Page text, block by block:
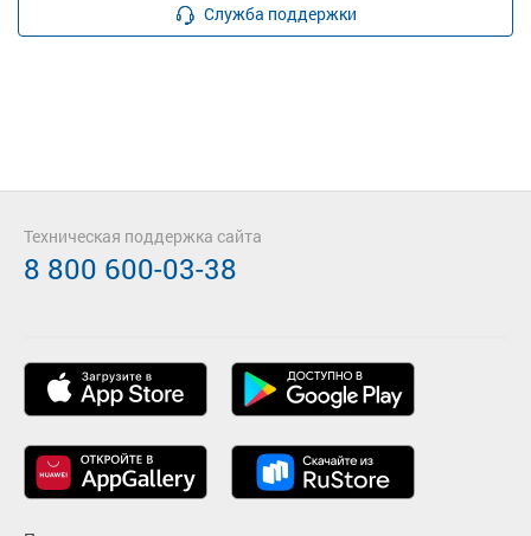
Служба поддержки
Техническая поддержка сайта
8 800 600-03-38